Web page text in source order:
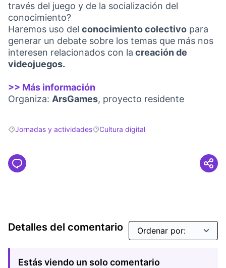
través del juego y de la socialización del
conocimiento?
Haremos uso del conocimiento colectivo para
generar un debate sobre los temas que más nos
interesen relacionados con la creación de
videojuegos.
>> Más información
(Link extern)
Organiza: ArsGames, proyecto residente
Resultados al filtrar por: Jornadas y actividades
Jornadas y actividadesResultados al filtrar por: Cultura digital
Cultura digital
Detalles del comentario
Estás viendo un solo comentario